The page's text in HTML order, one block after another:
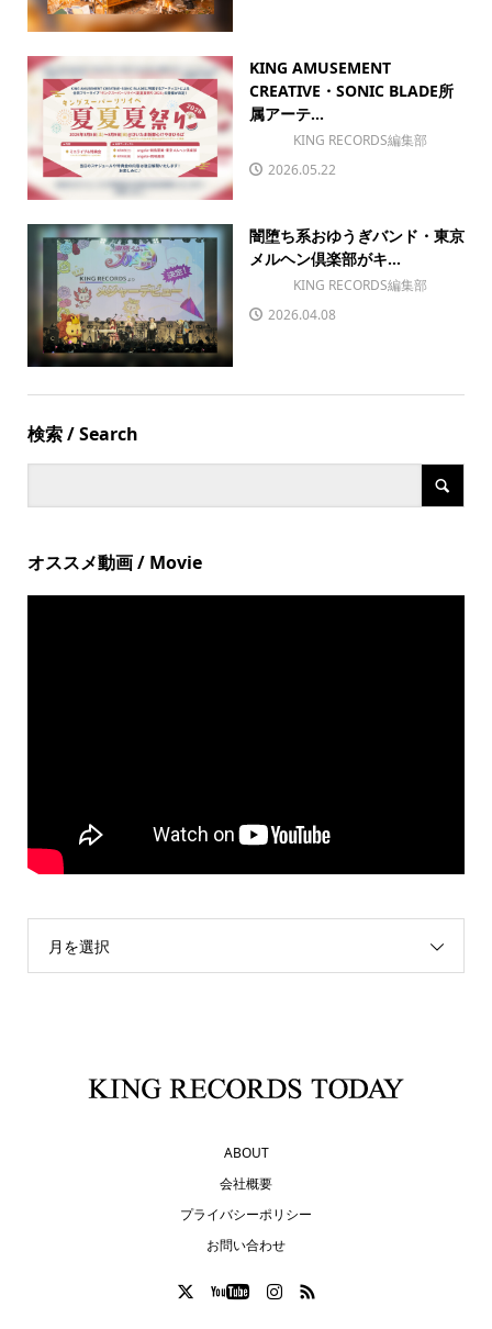
KING AMUSEMENT
CREATIVE・SONIC BLADE所
属アーテ...
KING RECORDS編集部
2026.05.22
闇堕ち系おゆうぎバンド・東京
メルヘン倶楽部がキ...
KING RECORDS編集部
2026.04.08
検索 / Search
オススメ動画 / Movie
月を選択
ABOUT
会社概要
プライバシーポリシー
お問い合わせ